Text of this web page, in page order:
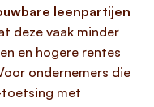
leenpartijen
deze vaak minder
en hogere rentes
ondernemers die
toetsing met